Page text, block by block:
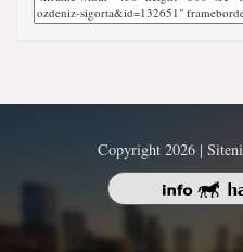
Copyright 2026 |